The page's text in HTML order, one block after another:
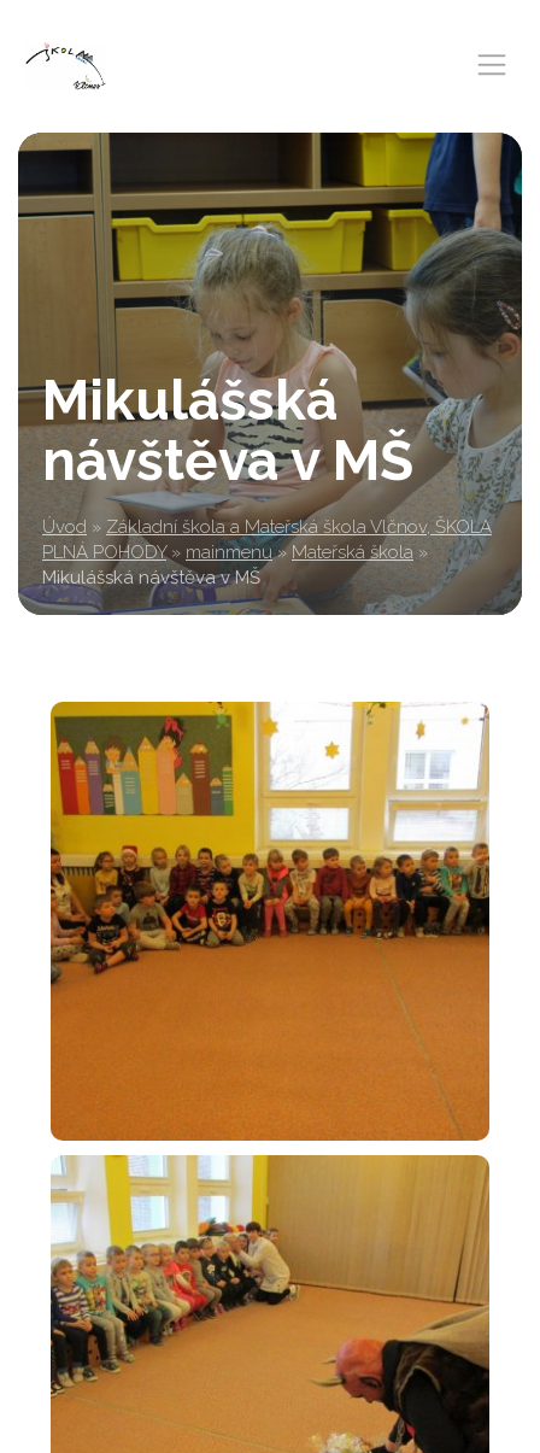
Mikulášská
návštěva v MŠ
Úvod » Základní škola a Mateřská škola Vlčnov, ŠKOLA
PLNÁ POHODY » mainmenu » Mateřská škola »
Mikulášská návštěva v MŠ